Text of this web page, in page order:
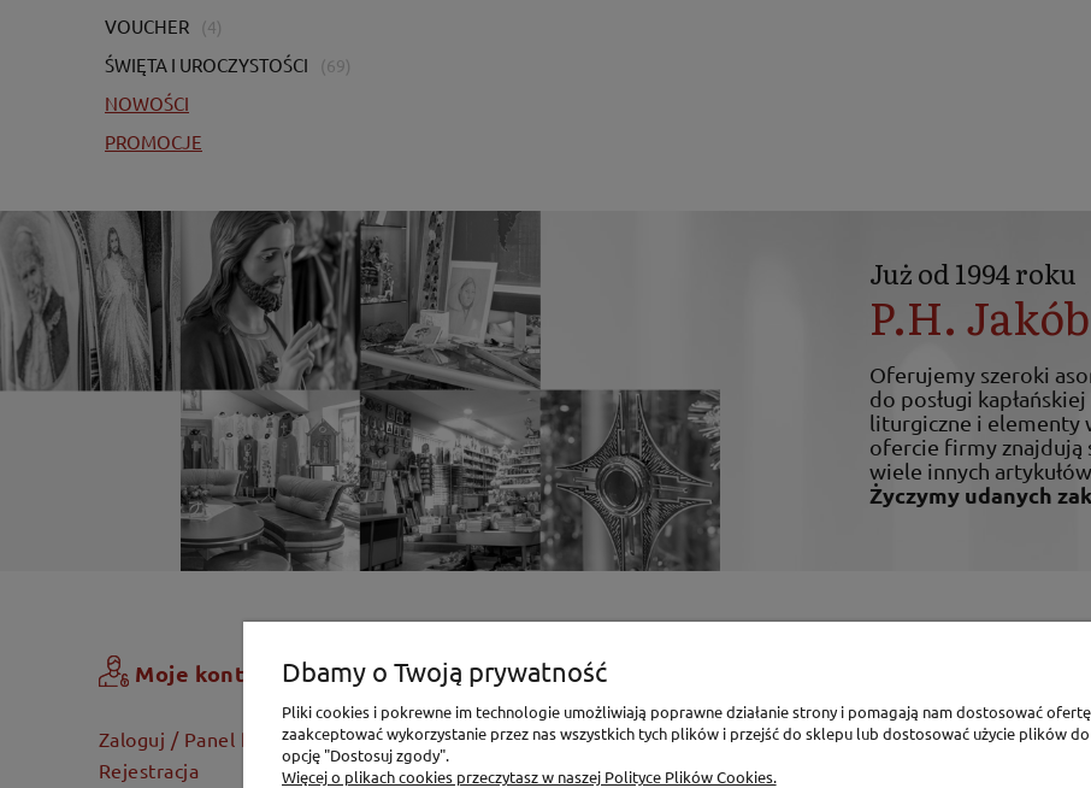
VOUCHER (4)
ŚWIĘTA I UROCZYSTOŚCI (69)
NOWOŚCI
PROMOCJE
Już od 1994 roku
P.H.
Oferujemy szeroki
do posługi
liturgiczne i elementy
ofercie firmy znajdują
wiele innych
Życzymy udanych
Moje konto
Zaloguj / Panel klienta
Rejestracja
Zamówienia
Koszyk
Polityka Prywatności
Dbamy o Twoją prywatność
Pliki cookies i pokrewne im technologie umożliwiają poprawne działanie strony i pomagają nam dostosować
zaakceptować wykorzystanie przez nas wszystkich tych plików i przejść do sklepu lub dostosować użycie plików
opcję "Dostosuj zgody".
Więcej o plikach cookies przeczytasz w naszej Polityce Plików Cookies.